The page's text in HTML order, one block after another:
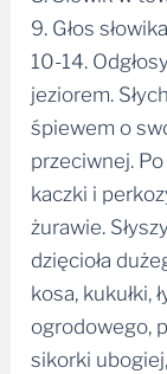
9. Głos
10-14.
jeziorem.
śpiewem o
przeciwnej.
kaczki i
żurawie.
dzięcioła
kosa, kukułki,
ogrodowego,
sikorki